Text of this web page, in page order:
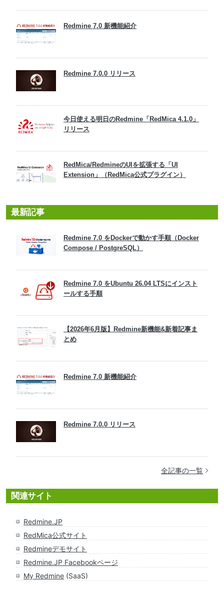
Redmine 7.0 新機能紹介
Redmine 7.0.0 リリース
今日使える明日のRedmine「RedMica 4.1.0」
リリース
RedMica/RedmineのUIを拡張する「UI
Extension」（RedMica公式プラグイン）
最新記事
Redmine 7.0 をDockerで動かす手順（Docker
Compose / PostgreSQL）
Redmine 7.0 をUbuntu 26.04 LTSにインスト
ールする手順
【2026年6月版】Redmine新機能&新着記事ま
とめ
Redmine 7.0 新機能紹介
Redmine 7.0.0 リリース
全記事の一覧
関連サイト
Redmine.JP
RedMica公式サイト
Redmineデモサイト
Redmine.JP Facebookページ
My Redmine (SaaS)